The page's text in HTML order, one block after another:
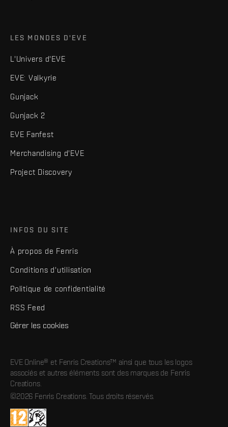
LES MONDES D'EVE
L'Univers d'EVE
EVE: Valkyrie
Gunjack
Gunjack 2
EVE Fanfest
Merchandising d'EVE
Project Discovery
INFOS DU SITE
À propos de Fenris
Conditions d'utilisation
Politique de confidentialité
RSS Feed
Gérer les cookies
EVE Online® et Fenris Creations™ ainsi que tous les logos
associés et autres éléments sont des marques de Fenris
Creations.
©2026 Fenris Creations. Tous droits réservés.